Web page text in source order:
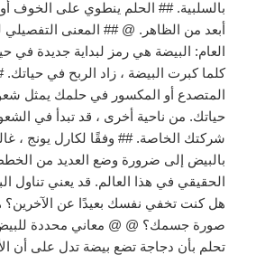
بالسلبية. ## الحلم ينطوي على الخوف
أبعد من الظاهر. @ ## المعنى
العام: البيضة هي رمز لبداية جديدة في
كلما كبرت البيضة ، زاد الربح في حياتك.
المتصدع أو المكسور في حلمك يمثل
حياتك. من ناحية أخرى ، قد تبدأ في
شركتك الخاصة. ## وفقًا لكارل يونج ،
بالبيض إلى ضرورة وضع العديد من
الحقيقي في هذا العالم. قد يعني تناول
هل كنت تخفي نفسك بعيدًا عن
صورة جسمك؟ @ @ معاني محددة
تحلم بأن دجاجة تضع بيضة تدل على أن